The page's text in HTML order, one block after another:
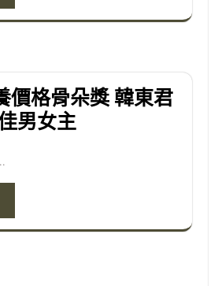
價格骨朵獎 韓東君
男女主